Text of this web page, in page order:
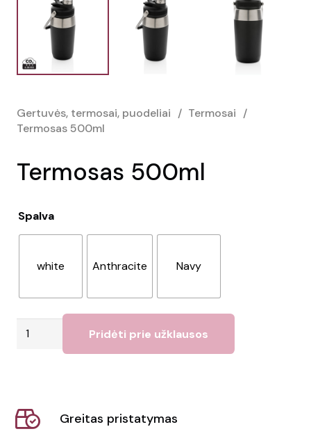
Gertuvės, termosai, puodeliai / Termosai /
Termosas 500ml
Termosas 500ml
Spalva
white Anthracite Navy
produkto
Pridėti prie užklausos
Greitas pristatymas